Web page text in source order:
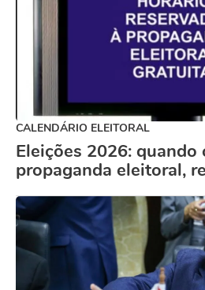
CALENDÁRIO ELEITORAL
Eleições 2026: quando
propaganda eleitoral,